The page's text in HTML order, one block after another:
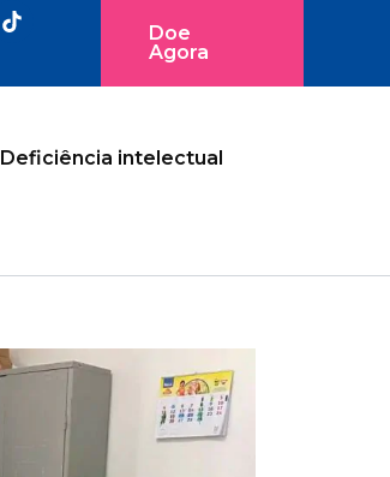
Doe
Agora
Deficiência intelectual